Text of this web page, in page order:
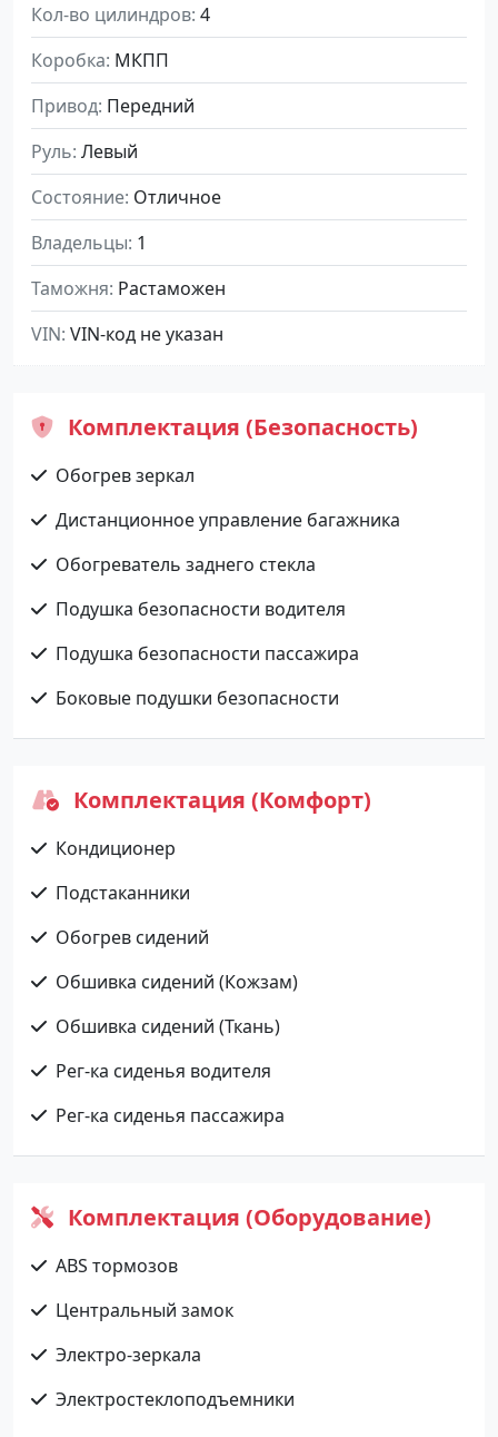
Кол-во цилиндров 4
Коробка МКПП
Привод Передний
Руль Левый
Состояние Отличное
Владельцы 1
Таможня Растаможен
VIN VIN-код не указан
Комплектация (Безопасность)
Обогрев зеркал
Дистанционное управление багажника
Обогреватель заднего стекла
Подушка безопасности водителя
Подушка безопасности пассажира
Боковые подушки безопасности
Комплектация (Комфорт)
Кондиционер
Подстаканники
Обогрев сидений
Обшивка сидений (Кожзам)
Обшивка сидений (Ткань)
Рег-ка сиденья водителя
Рег-ка сиденья пассажира
Комплектация (Оборудование)
ABS тормозов
Центральный замок
Электро-зеркала
Электростеклоподъемники